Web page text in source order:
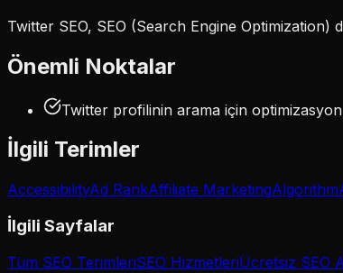
Twitter SEO, SEO (Search Engine Optimization)
Önemli Noktalar
Twitter profilinin arama için
İlgili Terimler
AccessibilityAd RankAffiliate MarketingAlgorithm
İlgili Sayfalar
Tüm SEO TerimleriSEO HizmetleriÜcretsiz SEO